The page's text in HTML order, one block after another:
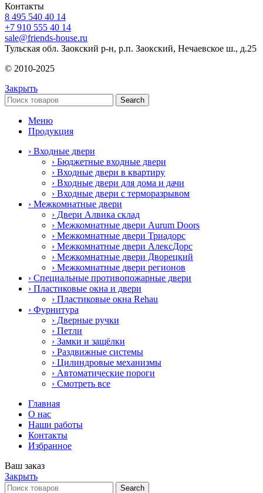
Контакты
8 495 540 40 14
+7 910 555 40 14
sale@friends-house.ru
Тульская обл. Заокский р-н, р.п. Заокский, Нечаевское ш., д.25
© 2010-2025
Закрыть
Search
Меню
Продукция
› Входные двери
› Бюджетные входные двери
› Входные двери в квартиру
› Входные двери для дома и дачи
› Входные двери с терморазрывом
› Межкомнатные двери
› Двери Алвика склад
› Межкомнатные двери Aurum Doors
› Межкомнатные двери Триадорс
› Межкомнатные двери АлексДорс
› Межкомнатные двери Дворецкий
› Межкомнатные двери регионов
› Специальные противопожарные двери
› Пластиковые окна и двери
› Пластиковые окна Rehau
› Фурнитура
› Дверные ручки
› Петли
› Замки и защёлки
› Раздвижные системы
› Цилиндровые механизмы
› Автоматические пороги
› Смотреть все
Главная
О нас
Наши работы
Контакты
Избранное
Ваш заказ
Закрыть
Search